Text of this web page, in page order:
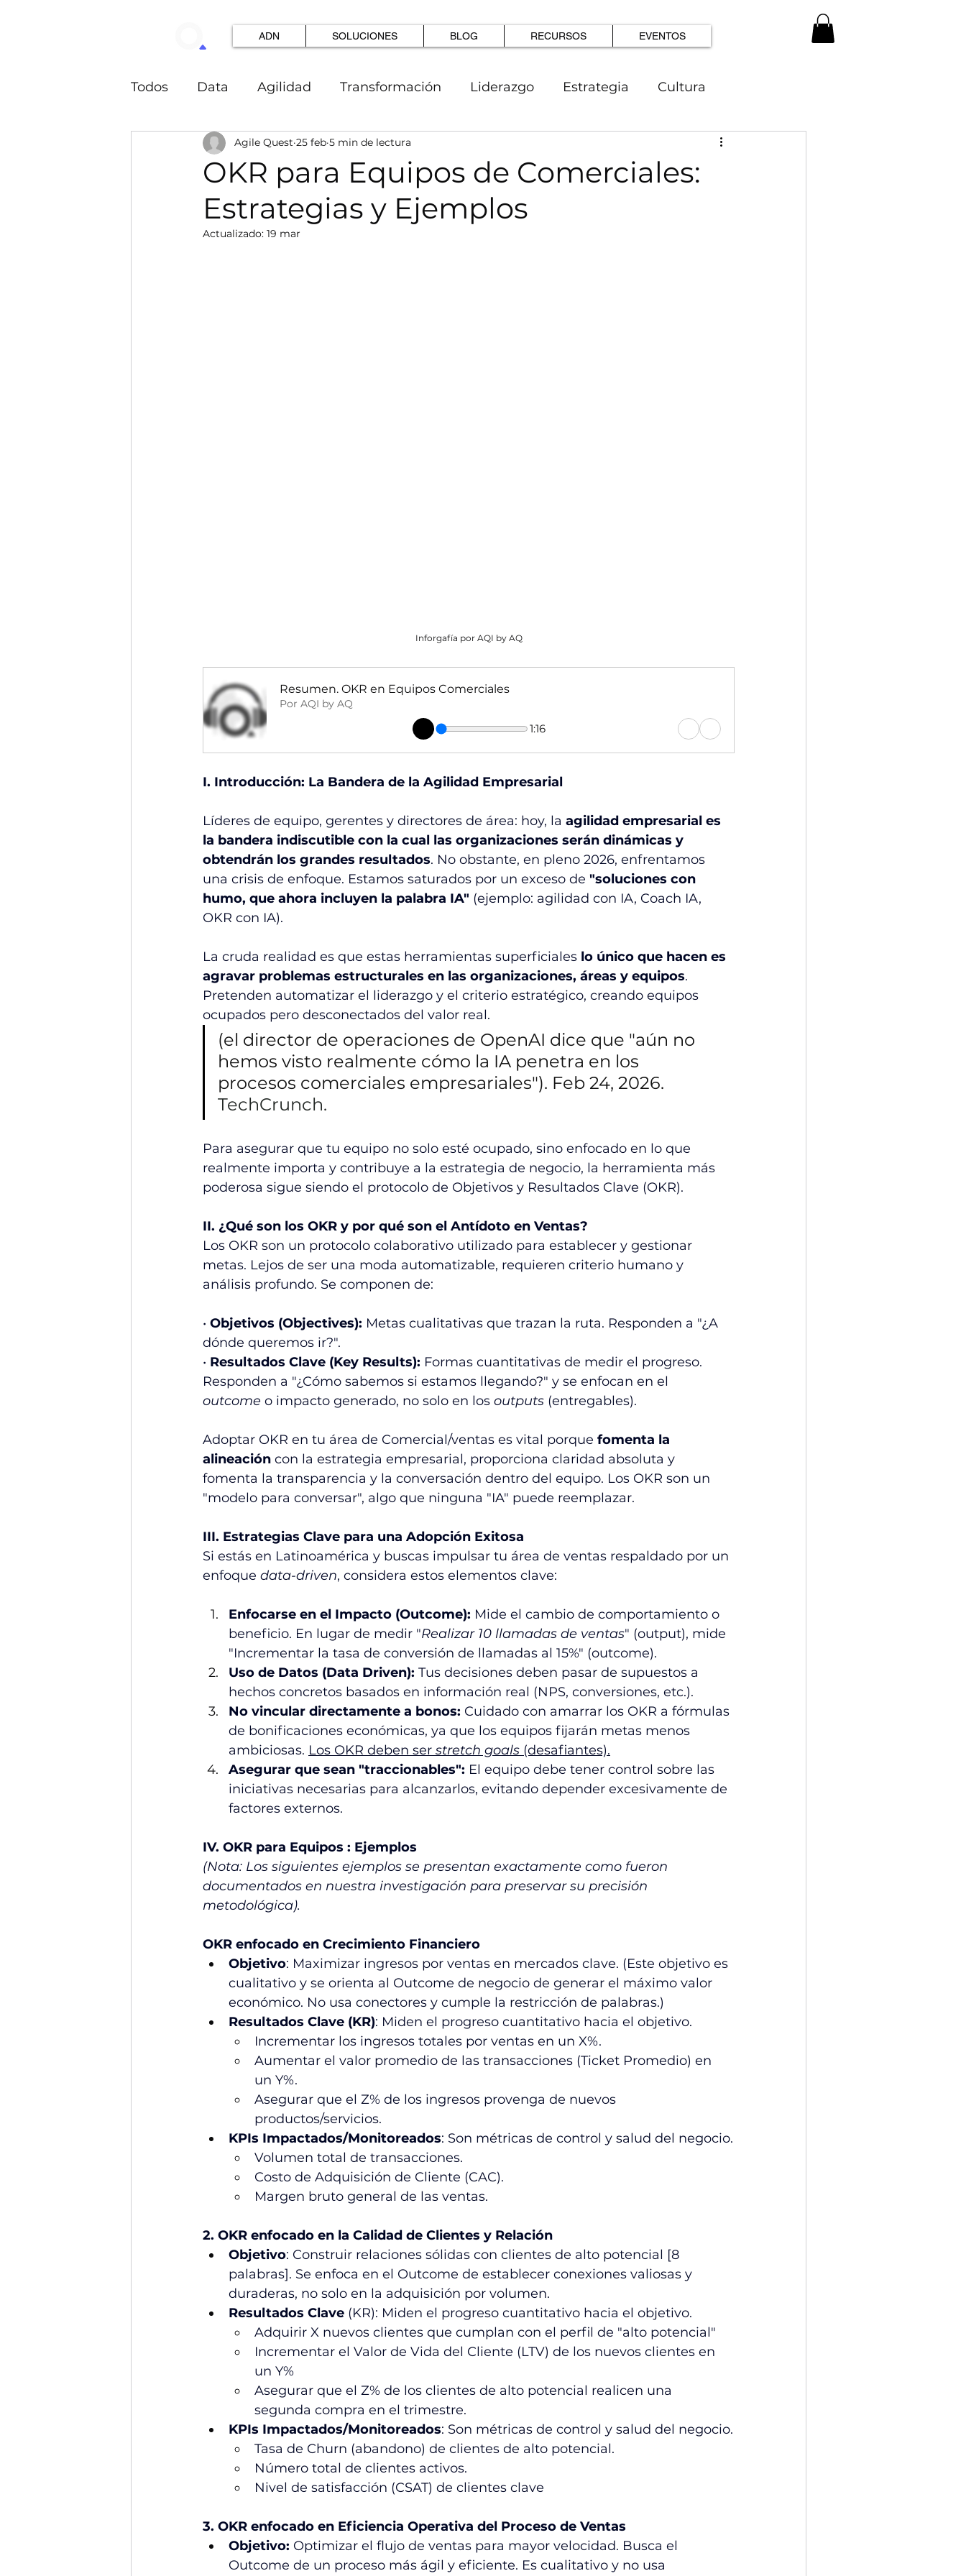
ADN SOLUCIONES BLOG RECURSOS EVENTOS
Todos Data Agilidad Transformación Liderazgo Estrategia Cultura
innovacion IA OKR Casos
OKR para Equipos de Comerciales:
Estrategias y Ejemplos
Agile Quest 25 feb 5 min de lectura
Actualizado: 19 mar
Inforgafía por AQI by AQ
Resumen. OKR en Equipos Comerciales
Por AQI by AQ
1:16
I. Introducción: La Bandera de la Agilidad Empresarial
Líderes de equipo, gerentes y directores de área: hoy, la agilidad empresarial es
la bandera indiscutible con la cual las organizaciones serán dinámicas y
obtendrán los grandes resultados. No obstante, en pleno 2026, enfrentamos
una crisis de enfoque. Estamos saturados por un exceso de "soluciones con
humo, que ahora incluyen la palabra IA" (ejemplo: agilidad con IA, Coach IA,
OKR con IA).
La cruda realidad es que estas herramientas superficiales lo único que hacen es
agravar problemas estructurales en las organizaciones, áreas y equipos.
Pretenden automatizar el liderazgo y el criterio estratégico, creando equipos
ocupados pero desconectados del valor real.
(el director de operaciones de OpenAI dice que "aún no
hemos visto realmente cómo la IA penetra en los
procesos comerciales empresariales"). Feb 24, 2026.
TechCrunch.
Para asegurar que tu equipo no solo esté ocupado, sino enfocado en lo que
realmente importa y contribuye a la estrategia de negocio, la herramienta más
poderosa sigue siendo el protocolo de Objetivos y Resultados Clave (OKR).
II. ¿Qué son los OKR y por qué son el Antídoto en Ventas?
Los OKR son un protocolo colaborativo utilizado para establecer y gestionar
metas. Lejos de ser una moda automatizable, requieren criterio humano y
análisis profundo. Se componen de:
• Objetivos (Objectives): Metas cualitativas que trazan la ruta. Responden a "¿A
dónde queremos ir?".
• Resultados Clave (Key Results): Formas cuantitativas de medir el progreso.
Responden a "¿Cómo sabemos si estamos llegando?" y se enfocan en el
outcome o impacto generado, no solo en los outputs (entregables).
Adoptar OKR en tu área de Comercial/ventas es vital porque fomenta la
alineación con la estrategia empresarial, proporciona claridad absoluta y
fomenta la transparencia y la conversación dentro del equipo. Los OKR son un
"modelo para conversar", algo que ninguna "IA" puede reemplazar.
III. Estrategias Clave para una Adopción Exitosa
Si estás en Latinoamérica y buscas impulsar tu área de ventas respaldado por un
enfoque data-driven, considera estos elementos clave:
Enfocarse en el Impacto (Outcome): Mide el cambio de comportamiento o
beneficio. En lugar de medir "Realizar 10 llamadas de ventas" (output), mide
"Incrementar la tasa de conversión de llamadas al 15%" (outcome).
Uso de Datos (Data Driven): Tus decisiones deben pasar de supuestos a
hechos concretos basados en información real (NPS, conversiones, etc.).
No vincular directamente a bonos: Cuidado con amarrar los OKR a fórmulas
de bonificaciones económicas, ya que los equipos fijarán metas menos
ambiciosas. Los OKR deben ser stretch goals (desafiantes).
Asegurar que sean "traccionables": El equipo debe tener control sobre las
iniciativas necesarias para alcanzarlos, evitando depender excesivamente de
factores externos.
IV. OKR para Equipos : Ejemplos
(Nota: Los siguientes ejemplos se presentan exactamente como fueron
documentados en nuestra investigación para preservar su precisión
metodológica).
OKR enfocado en Crecimiento Financiero
Objetivo: Maximizar ingresos por ventas en mercados clave. (Este objetivo es
cualitativo y se orienta al Outcome de negocio de generar el máximo valor
económico. No usa conectores y cumple la restricción de palabras.)
Resultados Clave (KR): Miden el progreso cuantitativo hacia el objetivo.
Incrementar los ingresos totales por ventas en un X%.
Aumentar el valor promedio de las transacciones (Ticket Promedio) en
un Y%.
Asegurar que el Z% de los ingresos provenga de nuevos
productos/servicios.
KPIs Impactados/Monitoreados: Son métricas de control y salud del negocio.
Volumen total de transacciones.
Costo de Adquisición de Cliente (CAC).
Margen bruto general de las ventas.
2. OKR enfocado en la Calidad de Clientes y Relación
Objetivo: Construir relaciones sólidas con clientes de alto potencial [8
palabras]. Se enfoca en el Outcome de establecer conexiones valiosas y
duraderas, no solo en la adquisición por volumen.
Resultados Clave (KR): Miden el progreso cuantitativo hacia el objetivo.
Adquirir X nuevos clientes que cumplan con el perfil de "alto potencial"
Incrementar el Valor de Vida del Cliente (LTV) de los nuevos clientes en
un Y%
Asegurar que el Z% de los clientes de alto potencial realicen una
segunda compra en el trimestre.
KPIs Impactados/Monitoreados: Son métricas de control y salud del negocio.
Tasa de Churn (abandono) de clientes de alto potencial.
Número total de clientes activos.
Nivel de satisfacción (CSAT) de clientes clave
3. OKR enfocado en Eficiencia Operativa del Proceso de Ventas
Objetivo: Optimizar el flujo de ventas para mayor velocidad. Busca el
Outcome de un proceso más ágil y eficiente. Es cualitativo y no usa